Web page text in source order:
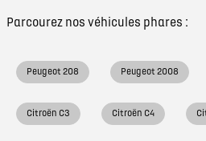
Parcourez nos véhicules phares :
Peugeot 208 Peugeot 2008
Citroën C3 Citroën C4